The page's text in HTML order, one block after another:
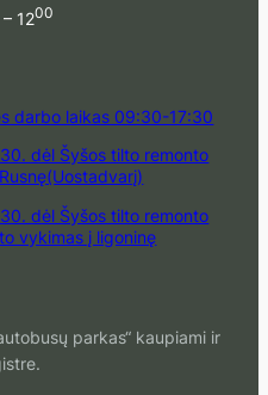
– 1200
darbo laikas 09:30-17:30
dėl Šyšos tilto remonto
dėl Šyšos tilto remonto
vykimas į ligoninę
parkas“ kaupiami ir